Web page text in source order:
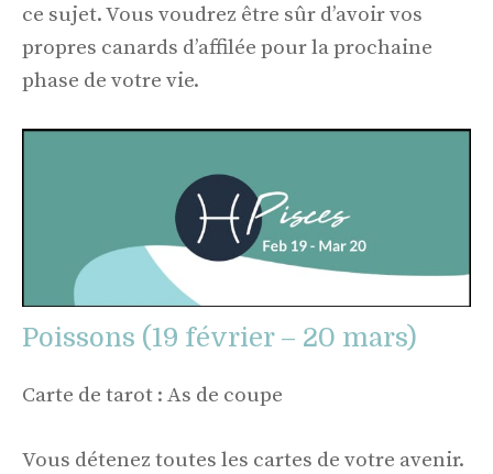
ce sujet. Vous voudrez être sûr d’avoir vos
propres canards d’affilée pour la prochaine
phase de votre vie.
Poissons (19 février – 20 mars)
Carte de tarot : As de coupe
Vous détenez toutes les cartes de votre avenir.